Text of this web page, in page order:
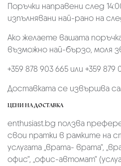
Поръчки направени след
изпълнявани най-рано на
Ако желаете вашата
възможно най-бързо, моля
+359 878 903 665 или +359 879
Доставката се извършва
ЦЕНИ НА ДОСТАВКА
enthusiast.bg ползва
свои пратки в рамките на
услугата „врата- врата“,
офис“, „офис-автомат“